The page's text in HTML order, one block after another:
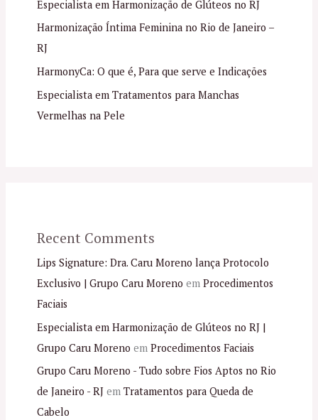
Especialista em Harmonização de Glúteos no RJ
Harmonização Íntima Feminina no Rio de Janeiro –
RJ
HarmonyCa: O que é, Para que serve e Indicações
Especialista em Tratamentos para Manchas
Vermelhas na Pele
Recent Comments
Lips Signature: Dra. Caru Moreno lança Protocolo
Exclusivo | Grupo Caru Moreno em Procedimentos
Faciais
Especialista em Harmonização de Glúteos no RJ |
Grupo Caru Moreno em Procedimentos Faciais
Grupo Caru Moreno - Tudo sobre Fios Aptos no Rio
de Janeiro - RJem Tratamentos para Queda de
Cabelo